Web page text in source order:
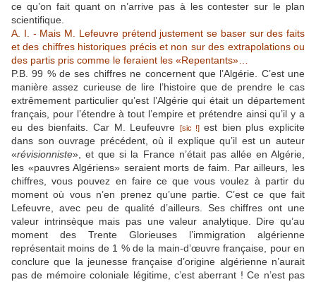
ce qu’on fait quant on n’arrive pas à les contester sur le plan
scientifique.
A. I. - Mais M. Lefeuvre prétend justement se baser sur des faits
et des chiffres historiques précis et non sur des extrapolations ou
des partis pris comme le feraient les «Repentants»…
P.B. 99 % de ses chiffres ne concernent que l’Algérie. C’est une
manière assez curieuse de lire l’histoire que de prendre le cas
extrêmement particulier qu’est l’Algérie qui était un département
français, pour l’étendre à tout l’empire et prétendre ainsi qu’il y a
eu des bienfaits. Car M. Leufeuvre [sic !]est bien plus explicite
dans son ouvrage précédent, où il explique qu’il est un auteur
«révisionniste», et que si la France n’était pas allée en Algérie,
les «pauvres Algériens» seraient morts de faim. Par ailleurs, les
chiffres, vous pouvez en faire ce que vous voulez à partir du
moment où vous n’en prenez qu’une partie. C’est ce que fait
Lefeuvre, avec peu de qualité d’ailleurs. Ses chiffres ont une
valeur intrinsèque mais pas une valeur analytique. Dire qu’au
moment des Trente Glorieuses l’immigration algérienne
représentait moins de 1 % de la main-d’œuvre française, pour en
conclure que la jeunesse française d’origine algérienne n’aurait
pas de mémoire coloniale légitime, c’est aberrant ! Ce n’est pas